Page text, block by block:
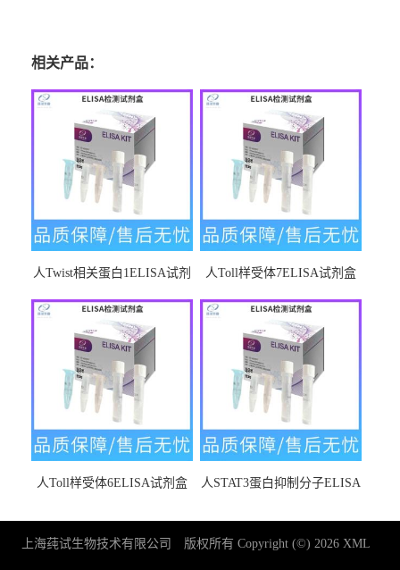
相关产品：
人Twist相关蛋白1ELISA试剂
人Toll样受体7ELISA试剂盒
人Toll样受体6ELISA试剂盒
人STAT3蛋白抑制分子ELISA
上海莼试生物技术有限公司 版权所有 Copyright (©) 2026 XML